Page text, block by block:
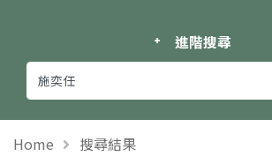
進階搜尋
Home 搜尋結果